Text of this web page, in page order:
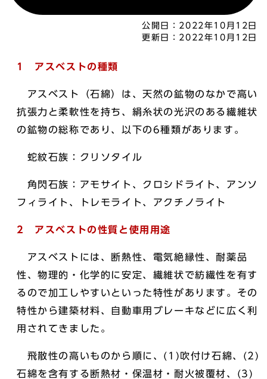
公開日： 2022年10月12日
更新日： 2022年10月12日
1 アスベストの種類
アスベスト（石綿）は、天然の鉱物のなかで高い
抗張力と柔軟性を持ち、絹糸状の光沢のある繊維状
の鉱物の総称であり、以下の6種類があります。
蛇紋石族：クリソタイル
角閃石族：アモサイト、クロシドライト、アンソ
フィライト、トレモライト、アクチノライト
2 アスベストの性質と使用用途
アスベストには、断熱性、電気絶縁性、耐薬品
性、物理的・化学的に安定、繊維状で紡繊性を有す
るので加工しやすいといった特性があります。その
特性から建築材料、自動車用ブレーキなどに広く利
用されてきました。
飛散性の高いものから順に、(1)吹付け石綿、(2)
石綿を含有する断熱材・保温材・耐火被覆材、(3)